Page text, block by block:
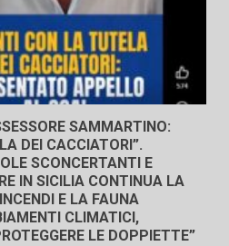
SAMMARTINO:
DEI CACCIATORI”.
SCONCERTANTI E
IN SICILIA CONTINUA LA
E LA FAUNA
CLIMATICI,
LE DOPPIETTE”